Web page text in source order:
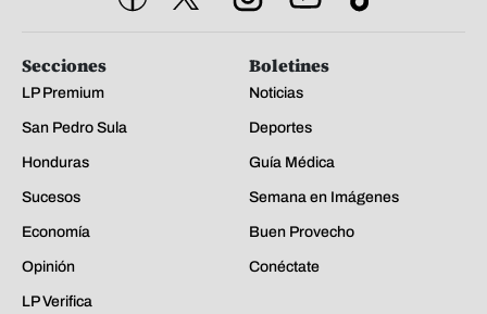
Secciones
LP Premium
San Pedro Sula
Honduras
Sucesos
Economía
Opinión
LP Verifica
Boletines
Noticias
Deportes
Guía Médica
Semana en Imágenes
Buen Provecho
Conéctate